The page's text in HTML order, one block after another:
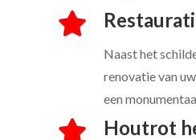
Naast het
renovatie van
een
Houtrot